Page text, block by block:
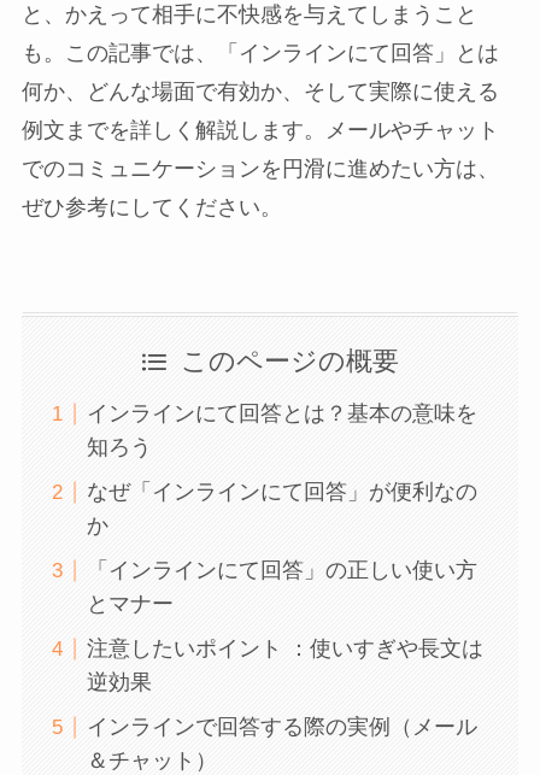
と、かえって相手に不快感を与えてしまうこと
も。この記事では、「インラインにて回答」とは
何か、どんな場面で有効か、そして実際に使える
例文までを詳しく解説します。メールやチャット
でのコミュニケーションを円滑に進めたい方は、
ぜひ参考にしてください。
このページの概要
インラインにて回答とは？基本の意味を
知ろう
なぜ「インラインにて回答」が便利なの
か
「インラインにて回答」の正しい使い方
とマナー
注意したいポイント ：使いすぎや長文は
逆効果
インラインで回答する際の実例（メール
＆チャット）